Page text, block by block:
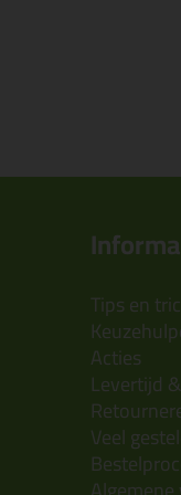
Tips en
Acties
Levertijd
Veel